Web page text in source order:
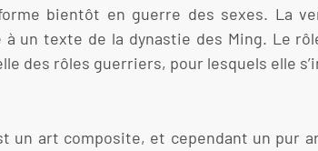
bientôt en guerre des sexes. La
un texte de la dynastie des Ming. Le
des rôles guerriers, pour lesquels elle
un art composite, et cependant un pur